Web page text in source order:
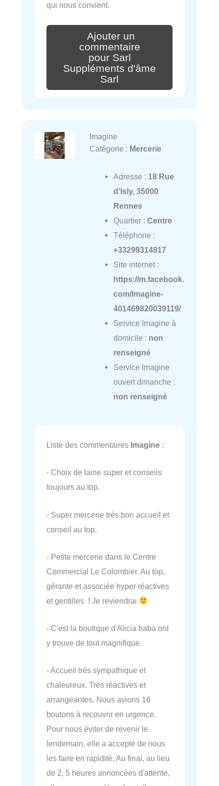
qui nous convient.
Ajouter un
commentaire
pour Sarl
Suppléments d'âme
Sarl
Imagine
Catégorie : Mercerie
Adresse : 18 Rue
d'Isly, 35000
Rennes
Quartier : Centre
Téléphone :
+33299314817
Site internet :
https://m.facebook.
com/Imagine-
401469820039119/
Service Imagine à
domicile : non
renseigné
Service Imagine
ouvert dimanche :
non renseigné
Liste des commentaires Imagine :
- Choix de laine super et conseils
toujours au top.
- Super mercerie très bon accueil et
conseil au top.
- Petite mercerie dans le Centre
Commercial Le Colombier. Au top,
gérante et associée hyper réactives
et gentilles ! Je reviendrai
- C'est la boutique d'Alicia baba ont
y trouve de tout magnifique.
- Accueil très sympathique et
chaleureux. Très réactives et
arrangeantes. Nous avions 16
boutons à recouvrir en urgence.
Pour nous éviter de revenir le
lendemain, elle a accepté de nous
les faire en rapidité. Au final, au lieu
de 2, 5 heures annoncées d'attente,